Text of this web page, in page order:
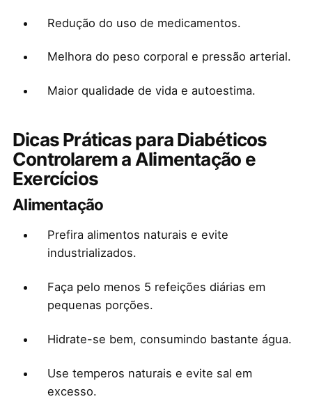
Redução do uso de medicamentos.
Melhora do peso corporal e pressão arterial.
Maior qualidade de vida e autoestima.
Dicas Práticas para Diabéticos
Controlarem a Alimentação e
Exercícios
Alimentação
Prefira alimentos naturais e evite
industrializados.
Faça pelo menos 5 refeições diárias em
pequenas porções.
Hidrate-se bem, consumindo bastante água.
Use temperos naturais e evite sal em
excesso.